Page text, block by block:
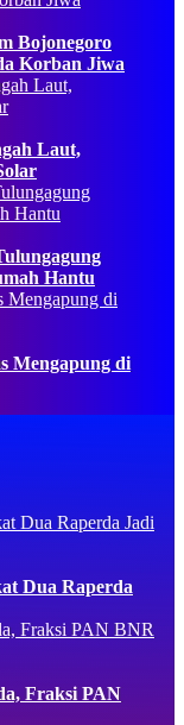
Bojonegoro
Korban Jiwa
Laut,
Hantu
Mengapung di
Dua Raperda
Fraksi PAN